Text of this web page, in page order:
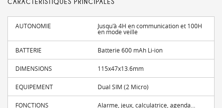
CARACTÉRISTIQUES PRINCIPALES
AUTONOMIE Jusqu'à 4H en communication et 100H
en mode veille
BATTERIE Batterie 600 mAh Li-ion
DIMENSIONS 115x47x13.6mm
EQUIPEMENT Dual SIM (2 Micro)
FONCTIONS Alarme, jeux, calculatrice, agenda...